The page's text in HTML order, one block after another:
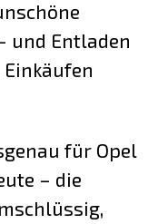
und Entladen
Einkäufen
für Opel
– die